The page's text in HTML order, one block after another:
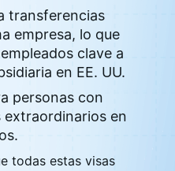
transferencias
empresa, lo que
clave a
en EE. UU.
personas con
extraordinarios en
todas estas visas